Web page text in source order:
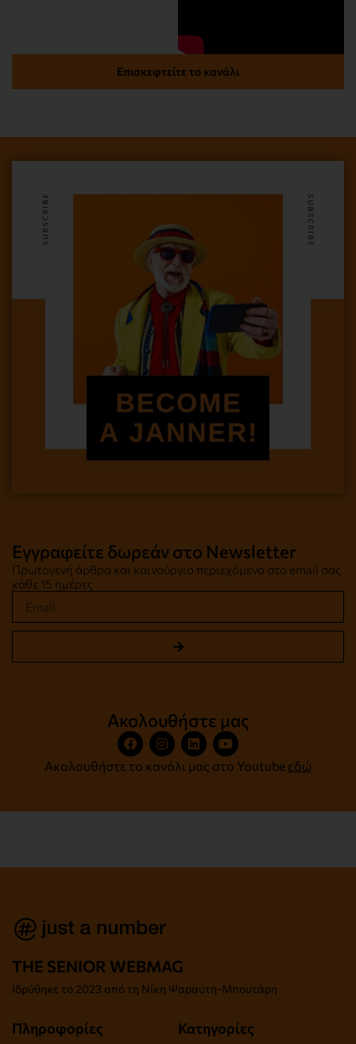
Επισκεφτείτε το κανάλι
Εγγραφείτε δωρεάν στο Newsletter
Πρωτογενή άρθρα και καινούργιο περιεχόμενο στο email σας
κάθε 15 ημέρες
Ακολουθήστε μας
Ακολουθήστε το κανάλι μας στο Youtube εδώ
THE SENIOR WEBMAG
Iδρύθηκε το 2023 από τη Νίκη Ψαραύτη-Μπουτάρη
Πληροφορίες Κατηγορίες